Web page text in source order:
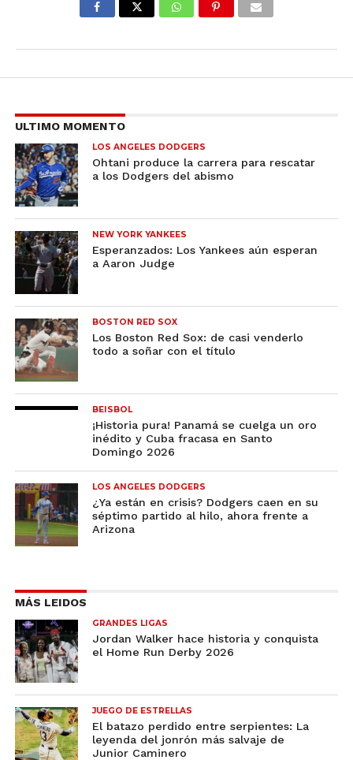
ULTIMO MOMENTO
LOS ANGELES DODGERS
Ohtani produce la carrera para rescatar
a los Dodgers del abismo
NEW YORK YANKEES
Esperanzados: Los Yankees aún esperan
a Aaron Judge
BOSTON RED SOX
Los Boston Red Sox: de casi venderlo
todo a soñar con el título
BEISBOL
¡Historia pura! Panamá se cuelga un oro
inédito y Cuba fracasa en Santo
Domingo 2026
LOS ANGELES DODGERS
¿Ya están en crisis? Dodgers caen en su
séptimo partido al hilo, ahora frente a
Arizona
MÁS LEIDOS
GRANDES LIGAS
Jordan Walker hace historia y conquista
el Home Run Derby 2026
JUEGO DE ESTRELLAS
El batazo perdido entre serpientes: La
leyenda del jonrón más salvaje de
Junior Caminero